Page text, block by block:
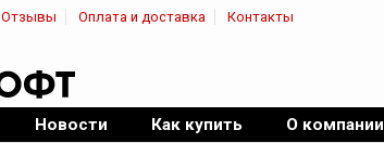
Отзывы Оплата и доставка Контакты
Новости Как купить О компании